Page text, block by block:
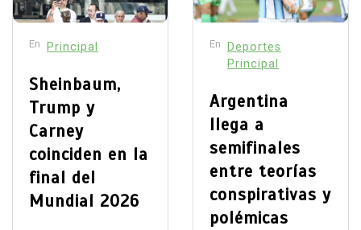
En Principal
Sheinbaum,
Trump y
Carney
coinciden en la
final del
Mundial 2026
En
Deportes
Principal
Argentina
llega a
semifinales
entre teorías
conspirativas y
polémicas